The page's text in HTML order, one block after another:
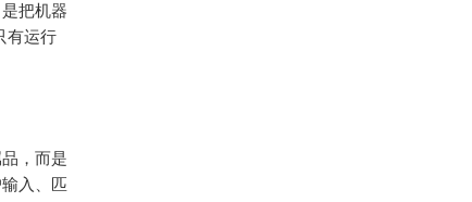
把机器
有运行
，而是
入、匹